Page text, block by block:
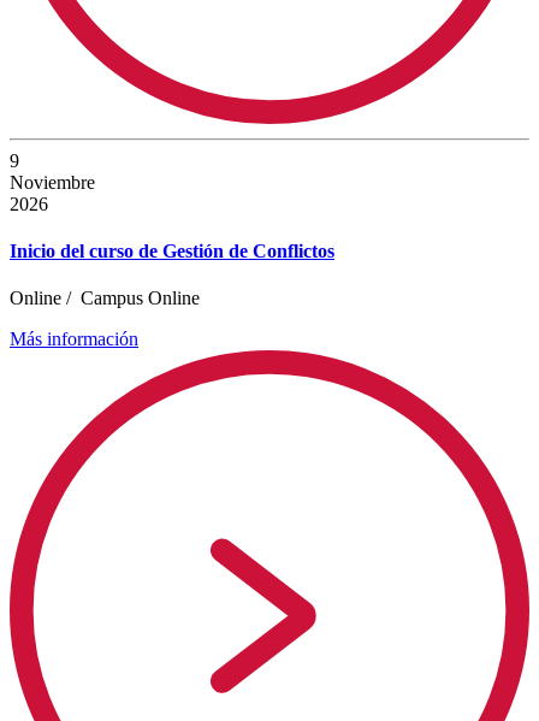
9
Noviembre
2026
Inicio del curso de Gestión de Conflictos
Online / Campus Online
Más información